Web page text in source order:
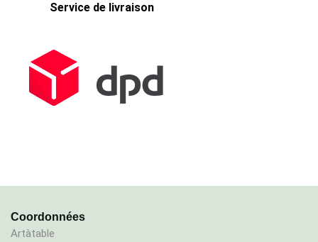
Service de livraison
Coordonnées
Artàtable